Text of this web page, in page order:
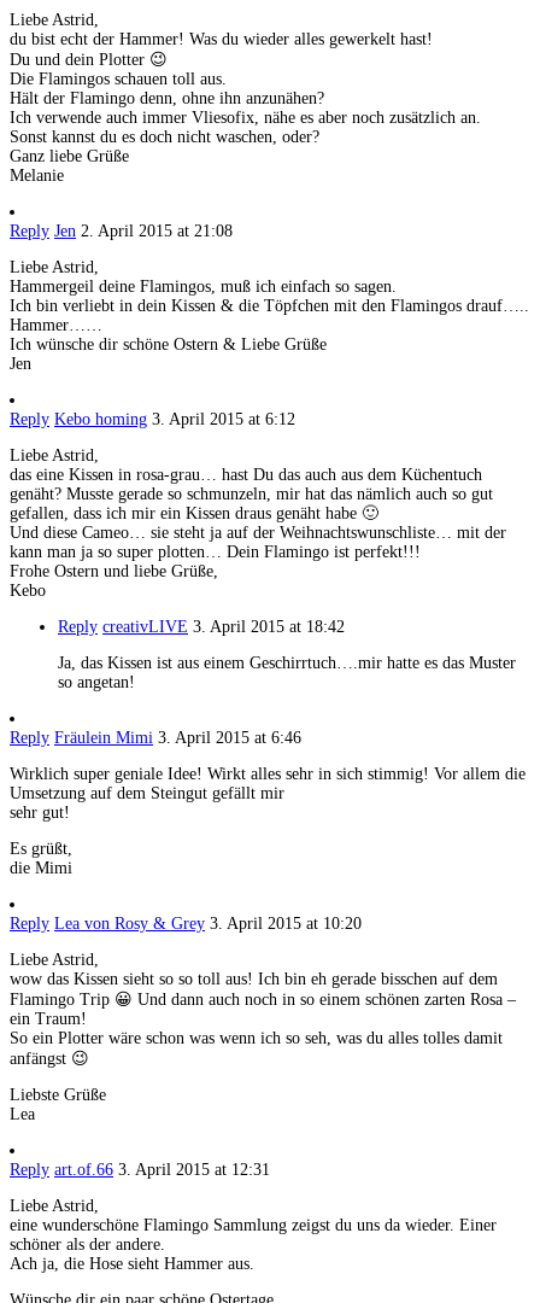
Liebe Astrid,
du bist echt der Hammer! Was du wieder alles gewerkelt hast!
Du und dein Plotter 😉
Die Flamingos schauen toll aus.
Hält der Flamingo denn, ohne ihn anzunähen?
Ich verwende auch immer Vliesofix, nähe es aber noch zusätzlich an.
Sonst kannst du es doch nicht waschen, oder?
Ganz liebe Grüße
Melanie
Reply Jen 2. April 2015 at 21:08
Liebe Astrid,
Hammergeil deine Flamingos, muß ich einfach so sagen.
Ich bin verliebt in dein Kissen & die Töpfchen mit den Flamingos drauf…..
Hammer……
Ich wünsche dir schöne Ostern & Liebe Grüße
Jen
Reply Kebo homing 3. April 2015 at 6:12
Liebe Astrid,
das eine Kissen in rosa-grau… hast Du das auch aus dem Küchentuch
genäht? Musste gerade so schmunzeln, mir hat das nämlich auch so gut
gefallen, dass ich mir ein Kissen draus genäht habe 🙂
Und diese Cameo… sie steht ja auf der Weihnachtswunschliste… mit der
kann man ja so super plotten… Dein Flamingo ist perfekt!!!
Frohe Ostern und liebe Grüße,
Kebo
Reply creativLIVE 3. April 2015 at 18:42
Ja, das Kissen ist aus einem Geschirrtuch….mir hatte es das Muster
so angetan!
Reply Fräulein Mimi 3. April 2015 at 6:46
Wirklich super geniale Idee! Wirkt alles sehr in sich stimmig! Vor allem die
Umsetzung auf dem Steingut gefällt mir
sehr gut!
Es grüßt,
die Mimi
Reply Lea von Rosy & Grey 3. April 2015 at 10:20
Liebe Astrid,
wow das Kissen sieht so so toll aus! Ich bin eh gerade bisschen auf dem
Flamingo Trip 😀 Und dann auch noch in so einem schönen zarten Rosa –
ein Traum!
So ein Plotter wäre schon was wenn ich so seh, was du alles tolles damit
anfängst 😉
Liebste Grüße
Lea
Reply art.of.66 3. April 2015 at 12:31
Liebe Astrid,
eine wunderschöne Flamingo Sammlung zeigst du uns da wieder. Einer
schöner als der andere.
Ach ja, die Hose sieht Hammer aus.